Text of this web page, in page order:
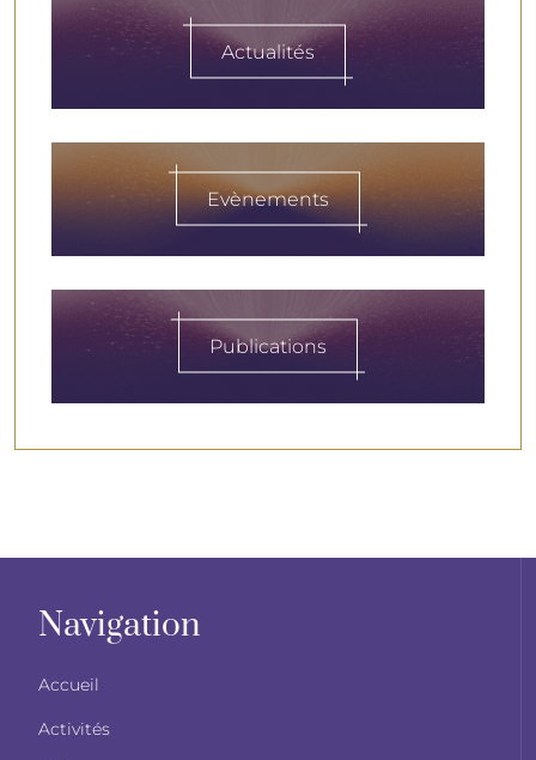
Actualités
Evènements
Publications
Navigation
Accueil
Activités